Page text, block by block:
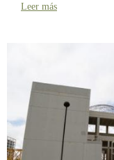
Leer más